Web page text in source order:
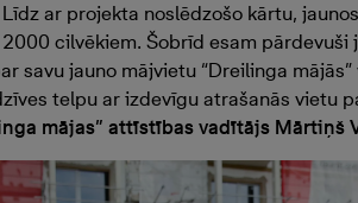
ar projekta noslēdzošo kārtu,
cilvēkiem. Šobrīd esam
savu jauno mājvietu “Dreilinga
telpu ar izdevīgu atrašanās vietu
mājas” attīstības vadītājs Mārtiņš